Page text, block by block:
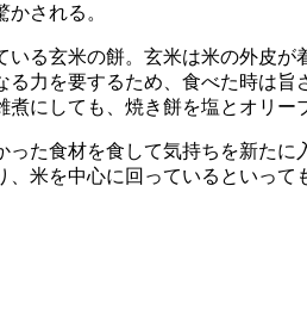
される。
る玄米の餅。玄米は米の外皮
力を要するため、食べた時は
にしても、焼き餅を塩とオリー
た食材を食して気持ちを新た
米を中心に回っているといっ